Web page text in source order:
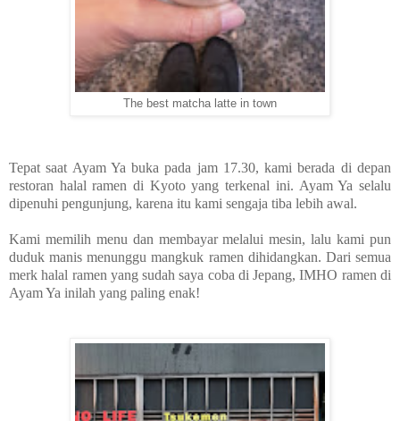
The best matcha latte in town
Tepat saat Ayam Ya buka pada jam 17.30, kami berada di depan
restoran halal ramen di Kyoto yang terkenal ini. Ayam Ya selalu
dipenuhi pengunjung, karena itu kami sengaja tiba lebih awal.
Kami memilih menu dan membayar melalui mesin, lalu kami pun
duduk manis menunggu mangkuk ramen dihidangkan. Dari semua
merk halal ramen yang sudah saya coba di Jepang, IMHO ramen di
Ayam Ya inilah yang paling enak!